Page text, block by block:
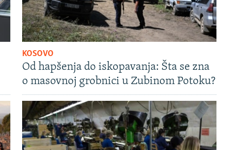
KOSOVO
Od hapšenja do iskopavanja: Šta se zna
o masovnoj grobnici u Zubinom Potoku?